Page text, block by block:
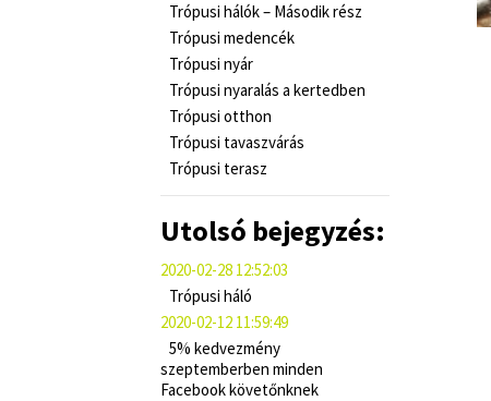
Trópusi hálók – Második rész
Trópusi medencék
Trópusi nyár
Trópusi nyaralás a kertedben
Trópusi otthon
Trópusi tavaszvárás
Trópusi terasz
Utolsó bejegyzés:
2020-02-28 12:52:03
Trópusi háló
2020-02-12 11:59:49
5% kedvezmény
szeptemberben minden
Facebook követőnknek